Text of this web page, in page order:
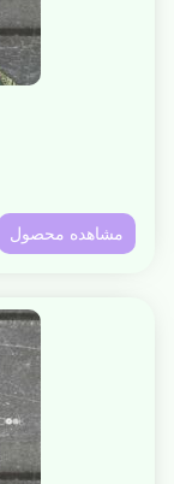
مشاهده محصول